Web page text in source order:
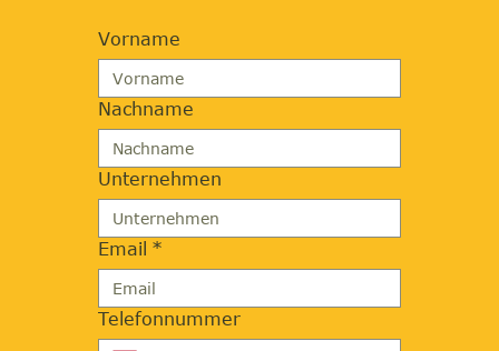
Vorname
Nachname
Unternehmen
Email *
Telefonnummer